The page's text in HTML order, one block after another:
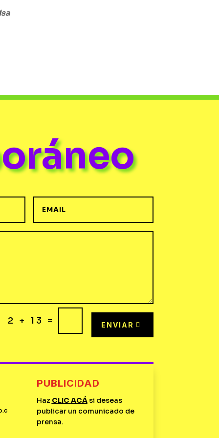
2 + 13 = ENVIAR
PUBLICIDAD
Haz CLIC ACÁsi deseas
publicar un comunicado de
prensa.